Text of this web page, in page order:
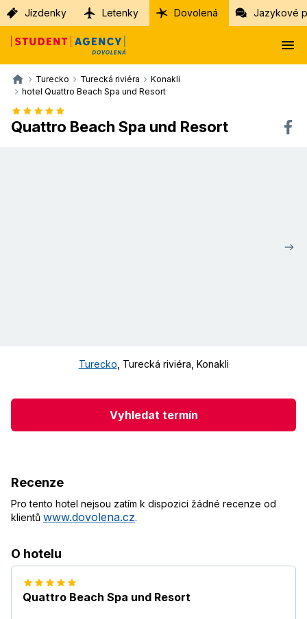
Jízdenky Letenky Dovolená Jazykové
Turecko Turecká riviéra
Konakli
hotel Quattro Beach Spa und Resort
Quattro Beach Spa und Resort
Turecko Turecká riviéra Konakli
Vyhledat termín
Recenze
Pro tento hotel nejsou zatím k dispozici žádné recenze od
klientů www.dovolena.cz.
O hotelu
Quattro Beach Spa und Resort